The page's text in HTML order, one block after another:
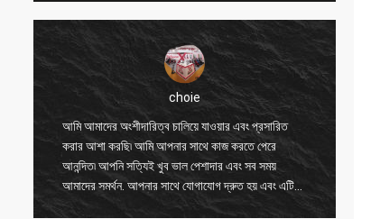
choie
আমি আমাদের অংশীদারিত্ব চালিয়ে যাওয়ার এবং প্রসারিত
করার আশা করছি৷ আমি আপনার সাথে কাজ করতে পেরে
আনন্দিত৷ আপনি সত্যিই খুব ভাল পেশাদার এবং সব সময়
আমাদের সমর্থন. আপনার সাথে যোগাযোগ দ্রুত হয় এবং এটি
সবচেয়ে গুরুত্বপূর্ণ বিষয়।